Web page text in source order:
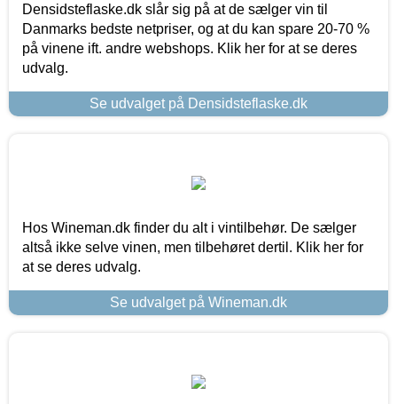
Densidsteflaske.dk slår sig på at de sælger vin til
Danmarks bedste netpriser, og at du kan spare 20-70 %
på vinene ift. andre webshops. Klik her for at se deres
udvalg.
Se udvalget på Densidsteflaske.dk
Hos Wineman.dk finder du alt i vintilbehør. De sælger
altså ikke selve vinen, men tilbehøret dertil. Klik her for
at se deres udvalg.
Se udvalget på Wineman.dk